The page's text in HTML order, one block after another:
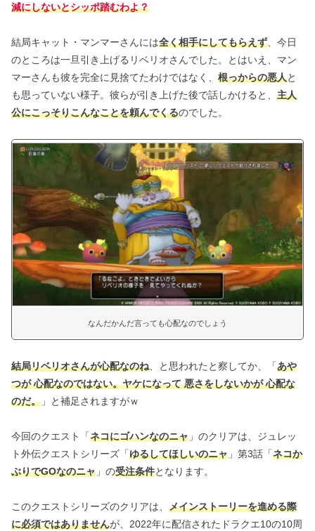
減にしないとシッポ踏むわよ？
結局キャット・マンマーさんには全く相手にしてもらえず 、今日
のところは一旦引き上げるリベリオさんでした。とはいえ、マン
マーさんも彼を完全に見捨てたわけではなく、 根っからの悪人と
も思っていない様子。彼らが引き上げた後で話しかけると、 主人
公にこっそりこんなことを頼んでくるのでした。
なんだかんだ言っても心配なのでしょう
結局リベリオさんが心配なのね 、と思われたと察してか、「あや
つが 心配なのではない。ヤケになって 悪さをしないかが 心配な
のだ。 」と補足されますがｗ
今回のクエスト「ネコにゴハンなのニャ 」のクリアは、ジュレッ
ト外伝クエストシリーズ「ゆるしてほしいのニャ 」第3話「ネコか
ぶりでGOなのニャ 」の受注条件となります。
このクエストシリーズのクリアは、 メインストーリーを進める際
に必須ではありませんが、2022年に配信されたドラクエ10の10周